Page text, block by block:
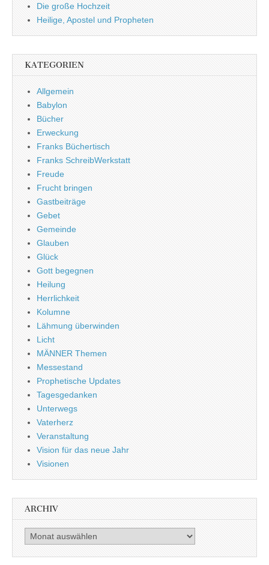
Die große Hochzeit
Heilige, Apostel und Propheten
KATEGORIEN
Allgemein
Babylon
Bücher
Erweckung
Franks Büchertisch
Franks SchreibWerkstatt
Freude
Frucht bringen
Gastbeiträge
Gebet
Gemeinde
Glauben
Glück
Gott begegnen
Heilung
Herrlichkeit
Kolumne
Lähmung überwinden
Licht
MÄNNER Themen
Messestand
Prophetische Updates
Tagesgedanken
Unterwegs
Vaterherz
Veranstaltung
Vision für das neue Jahr
Visionen
ARCHIV
Archiv